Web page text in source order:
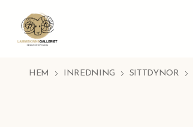
HEM INREDNING SITTDYNOR